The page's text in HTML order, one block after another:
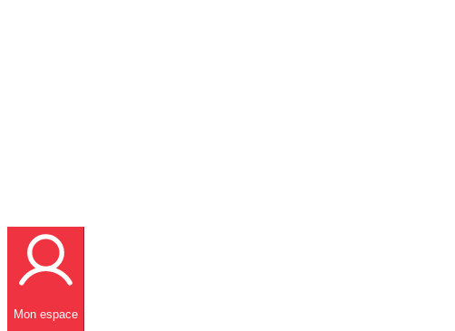
Mon espace